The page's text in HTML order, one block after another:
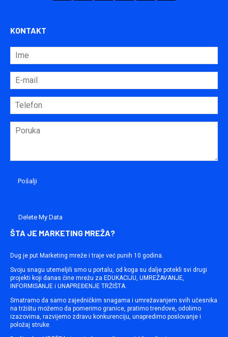
KONTAKT
Delete My Data
ŠTA JE MARKETING MREŽA?
Dug je put Marketing mreže i traje već punih 10 godina.
Svoju snagu utemeljili smo u portalu, od koga su dalje potekli svi drugi
projekti koji danas čine mrežu za EDUKACIJU, UMREŽAVANJE,
INFORMISANJE i UNAPREĐENJE TRŽIŠTA.
Smatramo da samo zajedničkim snagama i umrežavanjem svih učesnika
na tržištu možemo da pomerimo granice, pratimo trendove, odolimo
izazovima, razvijemo zdravu konkurenciju, unapredimo poslovanje i
položaj struke.